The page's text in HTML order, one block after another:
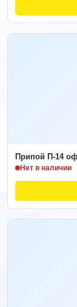
Припой П-14
Нет в наличии